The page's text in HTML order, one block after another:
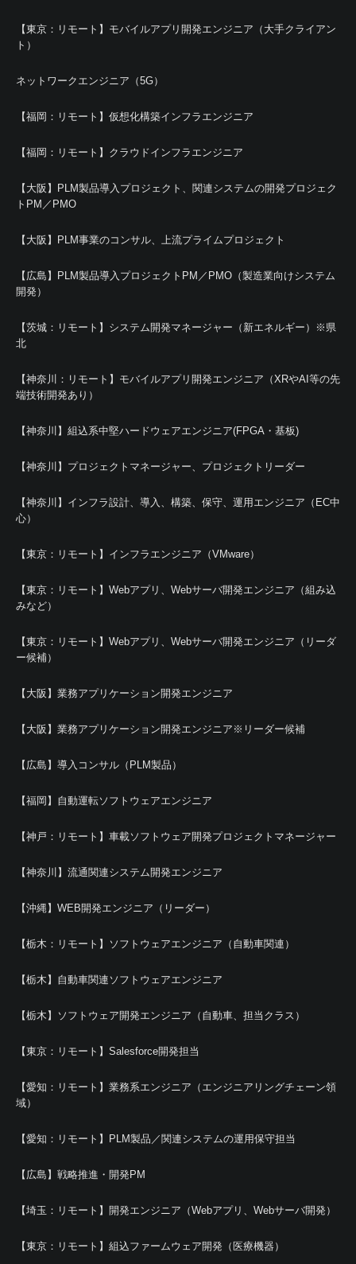
【東京：リモート】モバイルアプリ開発エンジニア（大手クライアン
ト）
ネットワークエンジニア（5G）
【福岡：リモート】仮想化構築インフラエンジニア
【福岡：リモート】クラウドインフラエンジニア
【大阪】PLM製品導入プロジェクト、関連システムの開発プロジェク
トPM／PMO
【大阪】PLM事業のコンサル、上流プライムプロジェクト
【広島】PLM製品導入プロジェクトPM／PMO（製造業向けシステム
開発）
【茨城：リモート】システム開発マネージャー（新エネルギー）※県
北
【神奈川：リモート】モバイルアプリ開発エンジニア（XRやAI等の先
端技術開発あり）
【神奈川】組込系中堅ハードウェアエンジニア(FPGA・基板)
【神奈川】プロジェクトマネージャー、プロジェクトリーダー
【神奈川】インフラ設計、導入、構築、保守、運用エンジニア（EC中
心）
【東京：リモート】インフラエンジニア（VMware）
【東京：リモート】Webアプリ、Webサーバ開発エンジニア（組み込
みなど）
【東京：リモート】Webアプリ、Webサーバ開発エンジニア（リーダ
ー候補）
【大阪】業務アプリケーション開発エンジニア
【大阪】業務アプリケーション開発エンジニア※リーダー候補
【広島】導入コンサル（PLM製品）
【福岡】自動運転ソフトウェアエンジニア
【神戸：リモート】車載ソフトウェア開発プロジェクトマネージャー
【神奈川】流通関連システム開発エンジニア
【沖縄】WEB開発エンジニア（リーダー）
【栃木：リモート】ソフトウェアエンジニア（自動車関連）
【栃木】自動車関連ソフトウェアエンジニア
【栃木】ソフトウェア開発エンジニア（自動車、担当クラス）
【東京：リモート】Salesforce開発担当
【愛知：リモート】業務系エンジニア（エンジニアリングチェーン領
域）
【愛知：リモート】PLM製品／関連システムの運用保守担当
【広島】戦略推進・開発PM
【埼玉：リモート】開発エンジニア（Webアプリ、Webサーバ開発）
【東京：リモート】組込ファームウェア開発（医療機器）